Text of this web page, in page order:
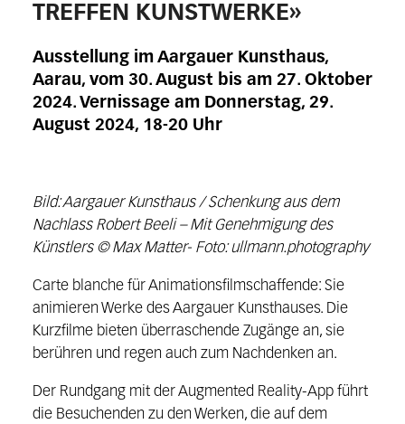
TREFFEN KUNSTWERKE»
Ausstellung im Aargauer Kunsthaus,
Aarau, vom 30. August bis am 27. Oktober
2024. Vernissage am Donnerstag, 29.
August 2024, 18-20 Uhr
Bild: Aargauer Kunsthaus / Schenkung aus dem
Nachlass Robert Beeli – Mit Genehmigung des
Künstlers © Max Matter- Foto: ullmann.photography
Carte blanche für Animationsfilmschaffende: Sie
animieren Werke des Aargauer Kunsthauses. Die
Kurzfilme bieten überraschende Zugänge an, sie
berühren und regen auch zum Nachdenken an.
Der Rundgang mit der Augmented Reality-App führt
die Besuchenden zu den Werken, die auf dem